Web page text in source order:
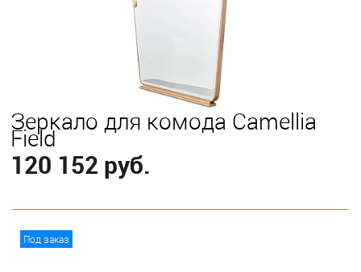
Зеркало для комода Camellia
Field
120 152 руб.
Под заказ